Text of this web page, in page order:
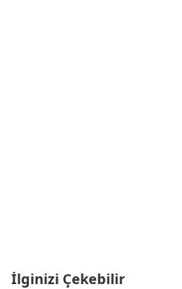
İlginizi Çekebilir